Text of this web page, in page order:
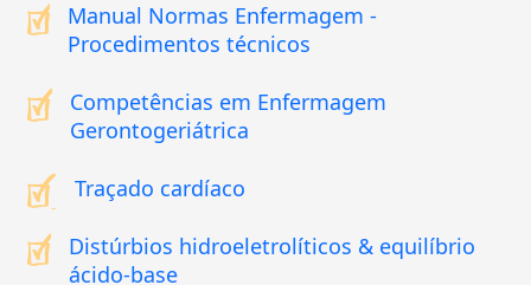
Manual Normas Enfermagem -
Procedimentos técnicos
Competências em Enfermagem
Gerontogeriátrica
Traçado cardíaco
Distúrbios hidroeletrolíticos & equilíbrio
ácido-base